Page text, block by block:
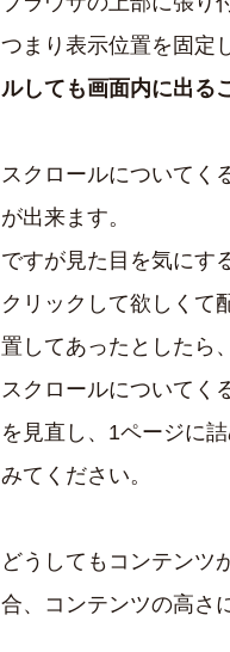
つまり表示位置を固定
ルしても画面内に出る
スクロールについてく
が出来ます。
ですが見た目を気にす
クリックして欲しくて
置してあったとしたら
スクロールについてく
を見直し、1ページに
みてください。
どうしてもコンテンツ
合、コンテンツの高さ